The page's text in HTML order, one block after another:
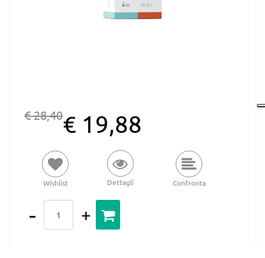
€ 28,40€ 19,88
Wishlist Dettagli Confronta